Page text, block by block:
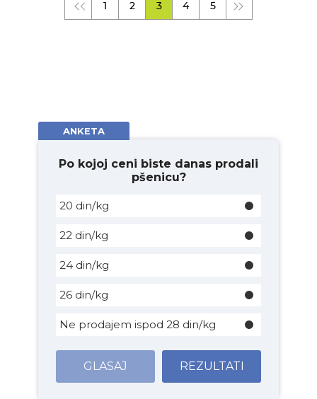
1 2 3 4 5
ANKETA
Po kojoj ceni biste danas prodali
pšenicu?
20 din/kg
22 din/kg
24 din/kg
26 din/kg
Ne prodajem ispod 28 din/kg
GLASAJ REZULTATI